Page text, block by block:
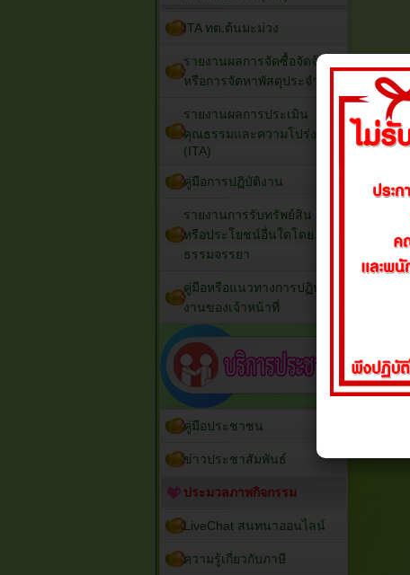
ITA ทต.ต้นมะม่วง
รายงานผลการจัดซื้อจัดจ้าง
หรือการจัดหาพัสดุประจำปี
รายงานผลการประเมิน
คุณธรรมและความโปร่งใส
(ITA)
คู่มือการปฏิบัติงาน
รายงานการรับทรัพย์สิน
หรือประโยชน์อื่นใดโดย
ธรรมจรรยา
คู่มือหรือแนวทางการปฏิบัติ
งานของเจ้าหน้าที่
คู่มือประชาชน
ข่าวประชาสัมพันธ์
ประมวลภาพกิจกรรม
LiveChat สนทนาออนไลน์
ความรู้เกี่ยวกับภาษี